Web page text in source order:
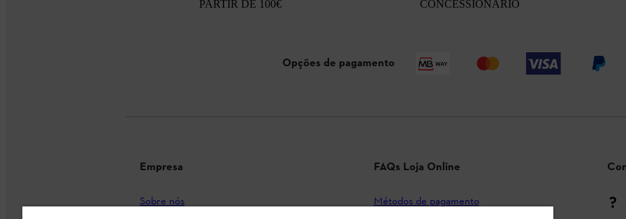
PARTIR DE 100€
CONCESSIONÁRIO
Opções de pagamento
Empresa
Sobre nós
FAQs Loja Online
Métodos de pagamento